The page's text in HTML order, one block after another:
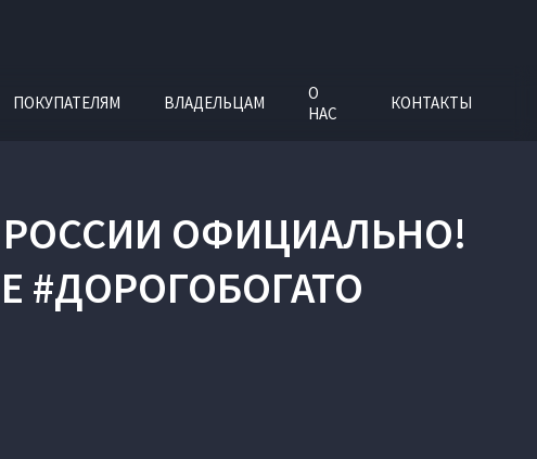
ПОКУПАТЕЛЯМ ВЛАДЕЛЬЦАМ
О
НАС
КОНТАКТЫ
РОССИИ ОФИЦИАЛЬНО!
#ДОРОГОБОГАТО